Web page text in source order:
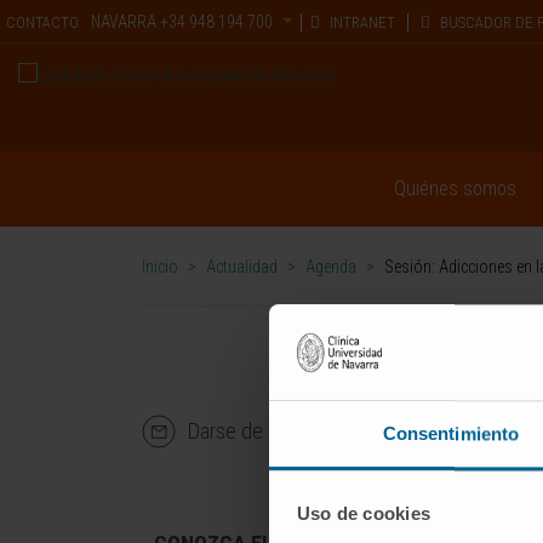
Consentimiento
Uso de cookies
CONTACTO NAVARRA +34 948 194 700 INTRANET BUSCADOR DE
Quiénes somos
Inicio > Actualidad > Agenda > Sesión: Adicciones en
Darse de alta en nuestro boletín